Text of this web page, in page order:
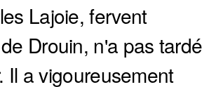
Lajoie, fervent
Drouin, n'a pas tardé
Il a vigoureusement